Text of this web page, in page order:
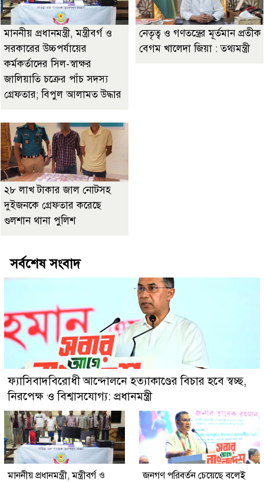
মাননীয় প্রধানমন্ত্রী, মন্ত্রীবর্গ ও
সরকারের উচ্চপর্যায়ের
কর্মকর্তাদের সিল-স্বাক্ষর
জালিয়াতি চক্রের পাঁচ সদস্য
গ্রেফতার; বিপুল আলামত উদ্ধার
নেতৃত্ব ও গণতন্ত্রের মূর্তমান প্রতীক
বেগম খালেদা জিয়া : তথ্যমন্ত্রী
২৮ লাখ টাকার জাল নোটসহ
দুইজনকে গ্রেফতার করেছে
গুলশান থানা পুলিশ
সর্বশেষ সংবাদ
ফ্যাসিবাদবিরোধী আন্দোলনে হত্যাকাণ্ডের বিচার হবে স্বচ্ছ,
নিরপেক্ষ ও বিশ্বাসযোগ্য: প্রধানমন্ত্রী
মাননীয় প্রধানমন্ত্রী, মন্ত্রীবর্গ ও
জনগণ পরিবর্তন চেয়েছে বলেই